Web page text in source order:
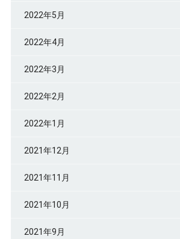
2022年5月
2022年4月
2022年3月
2022年2月
2022年1月
2021年12月
2021年11月
2021年10月
2021年9月